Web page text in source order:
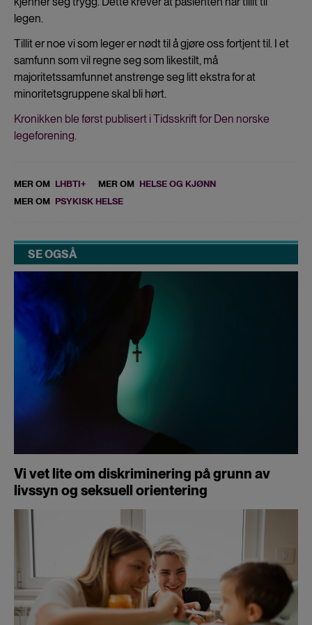
legen.
Tillit er noe vi som leger er nødt til å gjøre oss fortjent til. I et
samfunn som vil regne seg som likestilt, må
majoritetssamfunnet anstrenge seg litt ekstra for at
minoritetsgruppene skal bli hørt.
Kronikken ble først publisert i Tidsskrift for Den norske
legeforening.
MER OM LHBTI+ MER OM HELSE OG KJØNN
MER OM PSYKISK HELSE
SE OGSÅ
Vi vet lite om diskriminering på grunn av
livssyn og seksuell orientering